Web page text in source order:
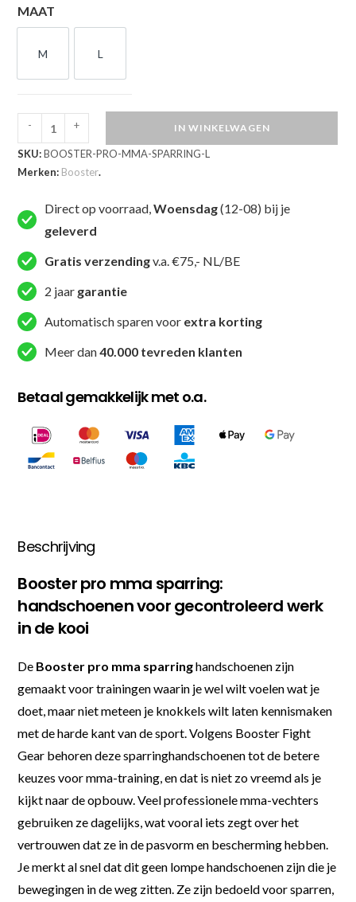
MAAT
M
M
L
L
Booster
MMA
Sparring
(BOOSTER
MMA
aantal
- + IN WINKELWAGEN
SKU:BOOSTER-PRO-MMA-SPARRING-L
Merken: Booster.
Direct op voorraad,Woensdag(12-08) bij je
geleverd
Gratis verzendingv.a. €75,- NL/BE
2 jaar garantie
Automatisch sparen voor extra korting
Meer dan40.000 tevreden klanten
Betaal gemakkelijk met o.a.
Beschrijving
Booster pro mma sparring:
handschoenen voor gecontroleerd werk
in de kooi
De Booster pro mma sparringhandschoenen zijn
gemaakt voor trainingen waarin je wel wilt voelen wat je
doet, maar niet meteen je knokkels wilt laten kennismaken
met de harde kant van de sport. Volgens Booster Fight
Gear behoren deze sparringhandschoenen tot de betere
keuzes voor mma-training, en dat is niet zo vreemd als je
kijkt naar de opbouw. Veel professionele mma-vechters
gebruiken ze dagelijks, wat vooral iets zegt over het
vertrouwen dat ze in de pasvorm en bescherming hebben.
Je merkt al snel dat dit geen lompe handschoenen zijn die je
bewegingen in de weg zitten. Ze zijn bedoeld voor sparren,